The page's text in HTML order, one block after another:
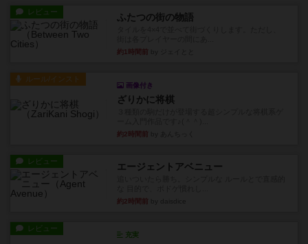
レビュー ふたつの街の物語
約1時間前
ルール/インスト
画像付き
ざりかに将棋
約2時間前
レビュー エージェントアベニュー
約2時間前
レビュー
充実